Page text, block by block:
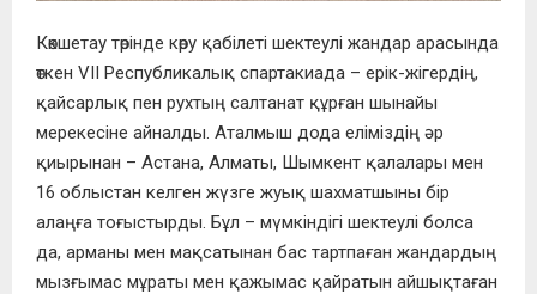
Көкшетау төрінде көру қабілеті шектеулі жандар арасында
өткен VII Республикалық спартакиада – ерік-жігердің,
қайсарлық пен рухтың салтанат құрған шынайы
мерекесіне айналды. Аталмыш дода еліміздің әр
қиырынан – Астана, Алматы, Шымкент қалалары мен
16 облыстан келген жүзге жуық шахматшыны бір
алаңға тоғыстырды. Бұл – мүмкіндігі шектеулі болса
да, арманы мен мақсатынан бас тартпаған жандардың
мызғымас мұраты мен қажымас қайратын айшықтаған